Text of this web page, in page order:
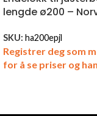
lengde ø200 –
SKU: ha200epjl
Registrer deg som
for å se priser og